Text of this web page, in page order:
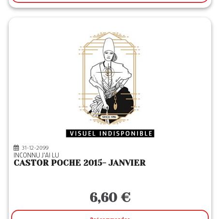
31-12-2099
INCONNU J'AI LU
CASTOR POCHE 2015- JANVIER
6,60 €